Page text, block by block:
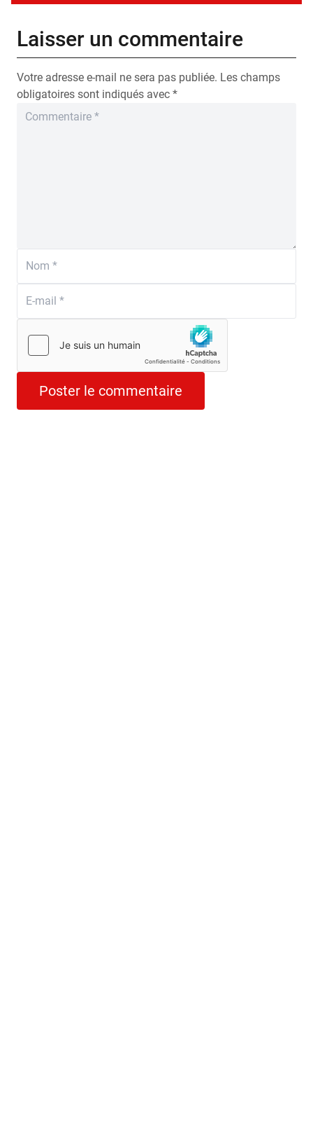
Laisser un commentaire
Votre adresse e-mail ne sera pas publiée. Les champs
obligatoires sont indiqués avec *